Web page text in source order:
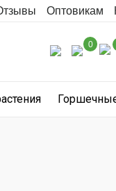
Оптовикам
0